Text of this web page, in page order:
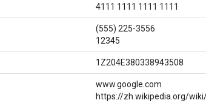
4111 1111 1111 1111
(555) 225-3556
12345
1Z204E380338943508
www.google.com
https://zh.wikipedia.org/